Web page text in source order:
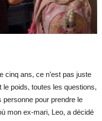
cinq ans, ce n’est pas juste
le poids, toutes les questions,
pour prendre le
mon ex-mari, Leo, a décidé